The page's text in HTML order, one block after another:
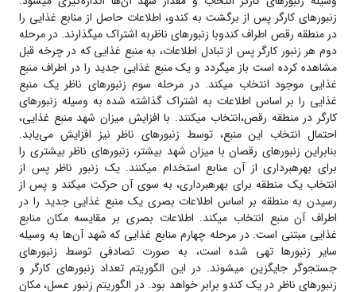
زنبور‌های کارگر پس از برگشت به کندو، اطلاعات حاصل از منابع غذایی را
در منطقه‌ رقص اطراف کندوبا زنبور‌های ناظربه اشتراک می­گذارند. در مرحله‌
دوم هر زنبور کارگر پس از تبادل اطلاعات، به منبع غذایی که در چرخه‌ قبل
مشاهده کرده است باز می­گردد و یک منبع غذایی جدید را در اطراف منبع
غذایی موجود انتخاب می­کند. در مرحله‌ سوم زنبورهای ناظر یک منبع
غذایی را بر اساس اطلاعات به اشتراک گذاشته شده به وسیله زنبورهای
کارگر در منطقه رقص،انتخاب می­کنند. با افزایش میزان شهد منبع غذایی،
احتمال انتخاب این منبع، توسط زنبور‌های ناظر نیز افزایش می‌یابد.
بنابراین زنبورهای رقصان با میزان شهد بیشتر، زنبور‌های ناظر بیشتری را
برای بهره­برداری از آن منابع استخدام می­کنند. یک زنبور ناظر پس از
انتخاب یک منطقه برای بهره­برداری، به سوی آن حرکت می­کند و پس از
رسیدن به منطقه بر اساس اطلاعات بصری یک منبع غذایی جدید را در
اطراف آن منبع انتخاب می­کند. اطلاعات بصری بر مقایسه‌ مکان منابع
غذایی مبتنی است. در مرحله‌ چهارم منابع غذایی که شهد آن­‌ها به وسیله
سایر زنبور‌ها تهی شده است، به صورت تصادفی توسط زنبور‌های
جستجوگر جایگزین می­شوند. در این الگوریتم تعداد زنبور‌های کارگر و
زنبور‌های ناظر در یک کندو برابر خواهد بود. در الگوریتم زنبور عسل، مکان